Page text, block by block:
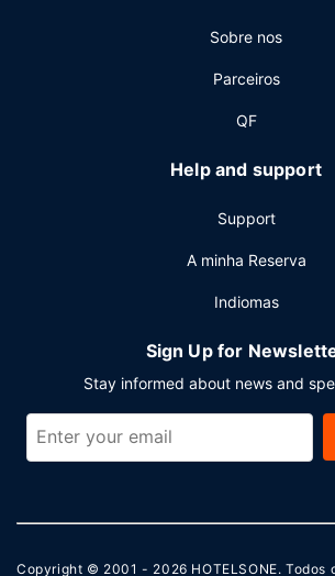
Sobre nos
Parceiros
QF
Help and support
Support
A minha Reserva
Indiomas
Sign Up for
Stay informed about news and
Copyright © 2001 - 2026 HOTELSONE. Todos